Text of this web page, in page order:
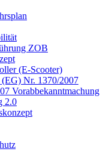
ZOB
(E-Scooter)
Nr. 1370/2007
Vorabbekanntmachung
2.0